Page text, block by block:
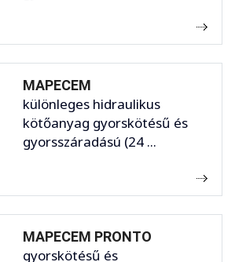
MAPECEM
különleges hidraulikus
kötőanyag gyorskötésű és
gyorsszáradású (24 ...
MAPECEM PRONTO
gyorskötésű és